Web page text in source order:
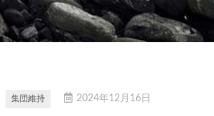
集団維持 2024年12月16日